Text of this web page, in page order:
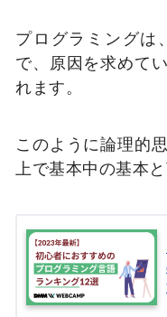
プログラミングは
で、原因を求めて
れます。
このように論理的
上で基本中の基本